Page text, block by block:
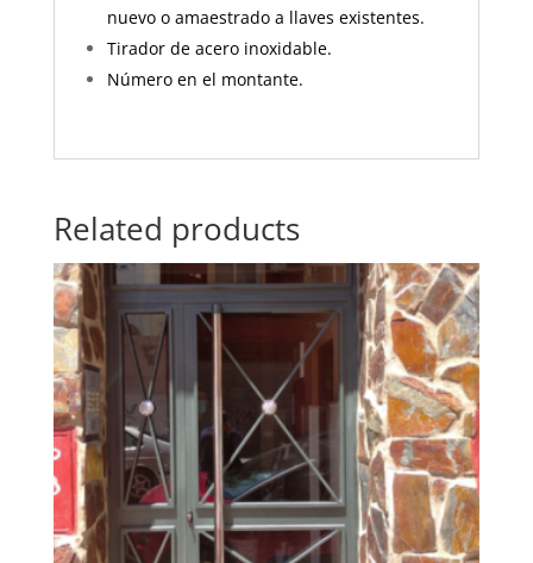
nuevo o amaestrado a llaves existentes.
Tirador de acero inoxidable.
Número en el montante.
Related products